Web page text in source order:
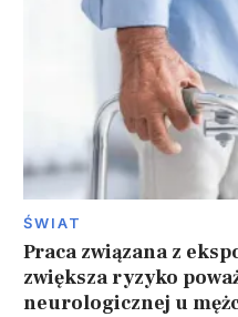
ŚWIAT
Praca związana z
zwiększa ryzyko
neurologicznej u